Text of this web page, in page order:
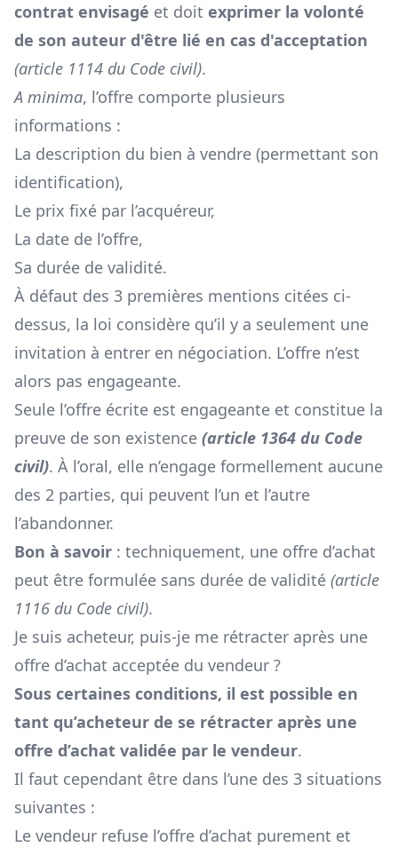
contrat envisagé et doit exprimer la volonté
de son auteur d'être lié en cas d'acceptation
(article 1114 du Code civil).
A minima, l’offre comporte plusieurs
informations :
La description du bien à vendre (permettant son
identification),
Le prix fixé par l’acquéreur,
La date de l’offre,
Sa durée de validité.
À défaut des 3 premières mentions citées ci-
dessus, la loi considère qu’il y a seulement une
invitation à entrer en négociation. L’offre n’est
alors pas engageante.
Seule l’offre écrite est engageante et constitue la
preuve de son existence (article 1364 du Code
civil). À l’oral, elle n’engage formellement aucune
des 2 parties, qui peuvent l’un et l’autre
l’abandonner.
Bon à savoir : techniquement, une offre d’achat
peut être formulée sans durée de validité (article
1116 du Code civil).
Je suis acheteur, puis-je me rétracter après une
offre d’achat acceptée du vendeur ?
Sous certaines conditions, il est possible en
tant qu’acheteur de se rétracter après une
offre d’achat validée par le vendeur.
Il faut cependant être dans l’une des 3 situations
suivantes :
Le vendeur refuse l’offre d’achat purement et